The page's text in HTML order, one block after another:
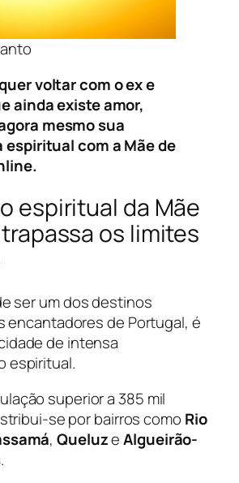
voltar com o ex e
ainda existe amor,
mesmo sua
com a Mãe de
espiritual da Mãe
os limites
ser um dos destinos
encantadores de Portugal, é
de intensa
espiritual.
superior a 385 mil
se por bairros como Rio
,QueluzeAlgueirão-
.